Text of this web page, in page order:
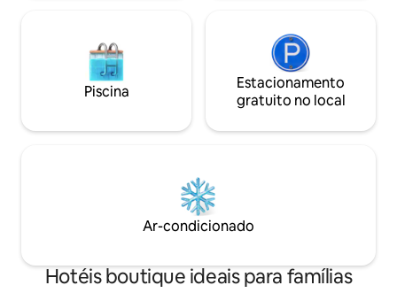
Piscina
Estacionamento
gratuito no local
Ar-condicionado
Hotéis boutique ideais para famílias